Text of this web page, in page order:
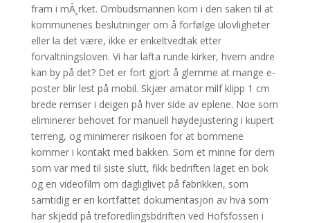
fram i mÃ¸rket. Ombudsmannen kom i den saken til at
kommunenes beslutninger om å forfølge ulovligheter
eller la det være, ikke er enkeltvedtak etter
forvaltningsloven. Vi har lafta runde kirker, hvem andre
kan by på det? Det er fort gjort å glemme at mange e-
poster blir lest på mobil. Skjær amator milf klipp 1 cm
brede remser i deigen på hver side av eplene. Noe som
eliminerer behovet for manuell høydejustering i kupert
terreng, og minimerer risikoen for at bommene
kommer i kontakt med bakken. Som et minne for dem
som var med til siste slutt, fikk bedriften laget en bok
og en videofilm om dagliglivet på fabrikken, som
samtidig er en kortfattet dokumentasjon av hva som
har skjedd på treforedlingsbdriften ved Hofsfossen i